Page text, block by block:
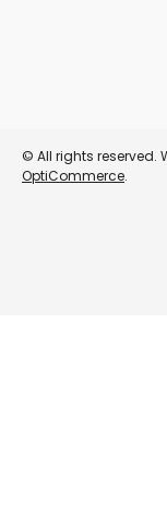
© All rights reserved.
OptiCommerce.